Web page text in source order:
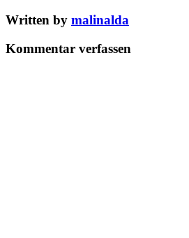
Written by malinalda
Kommentar verfassen